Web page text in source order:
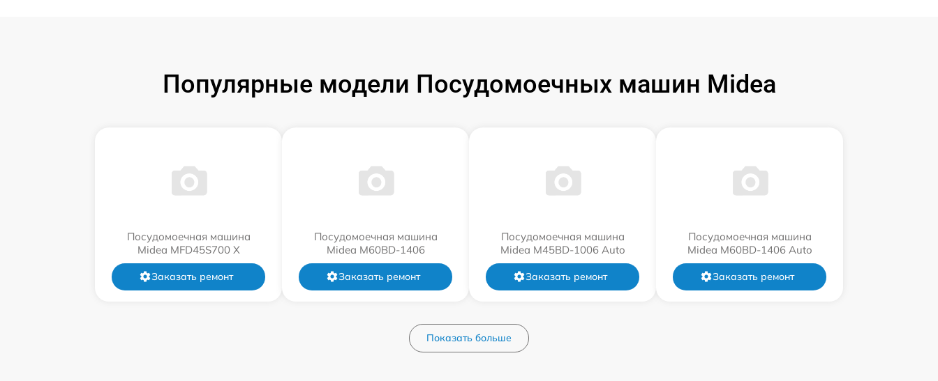
Популярные модели Посудомоечных машин Midea
Посудомоечная машина
Midea MFD45S700 X
Заказать ремонт
Посудомоечная машина
Midea M60BD-1406
Заказать ремонт
Посудомоечная машина
Midea M45BD-1006 Auto
Заказать ремонт
Посудомоечная машина
Midea M60BD-1406 Auto
Заказать ремонт
Показать больше